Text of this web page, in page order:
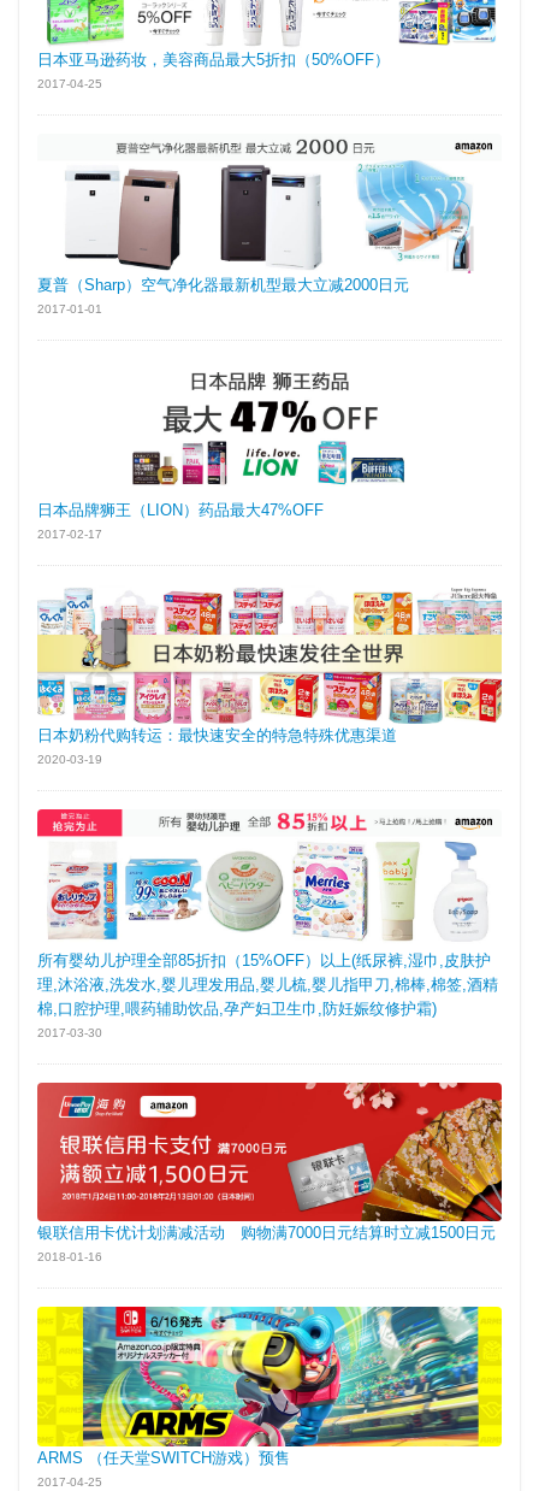
日本亚马逊药妆，美容商品最大5折扣（50%OFF）
2017-04-25
夏普（Sharp）空气净化器最新机型最大立减2000日元
2017-01-01
日本品牌狮王（LION）药品最大47%OFF
2017-02-17
日本奶粉代购转运：最快速安全的特急特殊优惠渠道
2020-03-19
所有婴幼儿护理全部85折扣（15%OFF）以上(纸尿裤,湿巾,皮肤护
理,沐浴液,洗发水,婴儿理发用品,婴儿梳,婴儿指甲刀,棉棒,棉签,酒精
棉,口腔护理,喂药辅助饮品,孕产妇卫生巾,防妊娠纹修护霜)
2017-03-30
银联信用卡优计划满减活动 购物满7000日元结算时立减1500日元
2018-01-16
ARMS （任天堂SWITCH游戏）预售
2017-04-25